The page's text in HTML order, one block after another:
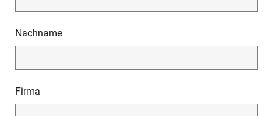
Nachname
Firma